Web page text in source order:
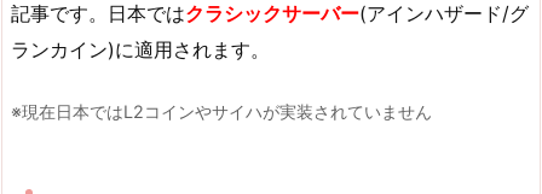
記事です。日本ではクラシックサーバー(アインハザード/グ
ランカイン)に適用されます。
※現在日本ではL2コインやサイハが実装されていません